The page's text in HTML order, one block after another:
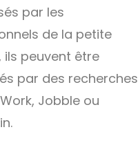
par les
de la petite
ils peuvent être
par des recherches
Jobble ou